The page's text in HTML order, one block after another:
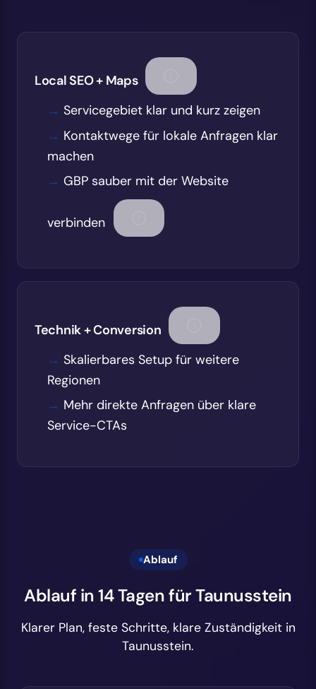
Local SEO + Maps
Servicegebiet klar und kurz zeigen
Kontaktwege für lokale Anfragen klar
machen
GBP sauber mit der Website
verbinden
Technik + Conversion
Skalierbares Setup für weitere
Regionen
Mehr direkte Anfragen über klare
Service-CTAs
Ablauf
Ablauf in 14 Tagen für Taunusstein
Klarer Plan, feste Schritte, klare Zuständigkeit in
Taunusstein.